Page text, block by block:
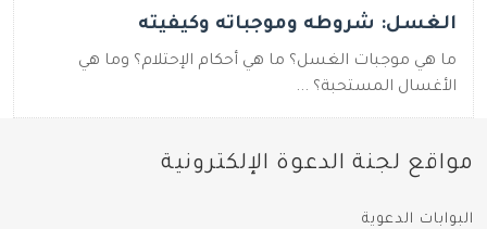
الغسل: شروطه وموجباته وكيفيته
ما هي موجبات الغسل؟ ما هي أحكام الإحتلام؟ وما هي
الأغسال المستحبة؟ ...
مواقع لجنة الدعوة الإلكترونية
البوابات الدعوية